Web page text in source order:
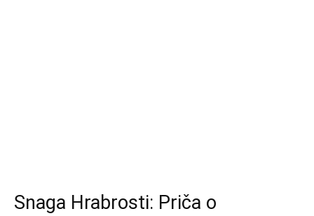
Snaga Hrabrosti: Priča o